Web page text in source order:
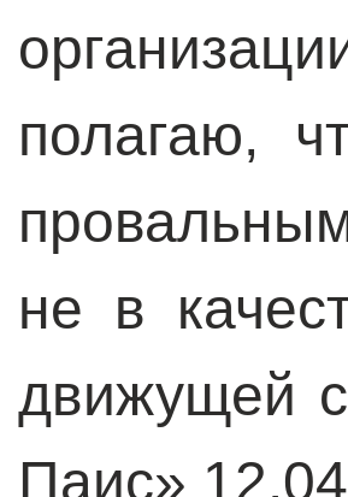
полагаю,
не в
движущей
Паис»